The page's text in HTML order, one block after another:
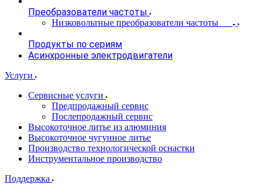
Преобразователи частоты
Низковольтные преобразователи частоты
Продукты по сериям
Асинхронные электродвигатели
Услуги
Сервисные услуги
Предпродажный сервис
Послепродажный сервис
Высокоточное литье из алюминия
Высокоточное чугунное литье
Производство технологической оснастки
Инструментальное производство
Поддержка